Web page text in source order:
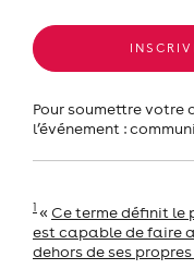
Pour soumettre votre
l’événement :
1 « Ce terme définit le
est capable de faire
dehors de ses propres